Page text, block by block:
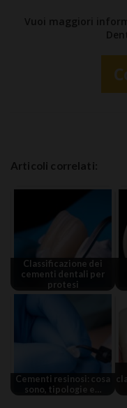
Vuoi maggiori
Articoli correlati:
Classificazione dei
cementi dentali per
protesi
Cementi resinosi: cosa
sono, tipologie e…